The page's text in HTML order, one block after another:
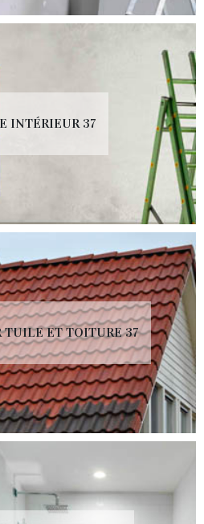
INTÉRIEUR 37
TUILE ET TOITURE 37